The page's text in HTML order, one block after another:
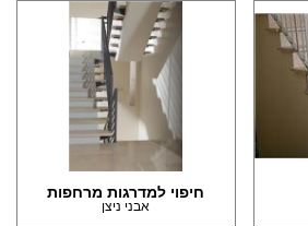
חיפוי למדרגות מרחפות
אבני ניצן